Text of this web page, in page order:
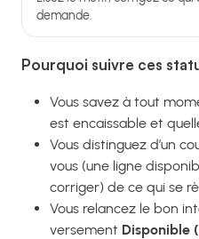
demande.
Pourquoi suivre ces
Vous savez à tout
est encaissable et
Vous distinguez d’un
vous (une ligne
corriger) de ce qui se
Vous relancez le bon
versement Disponible